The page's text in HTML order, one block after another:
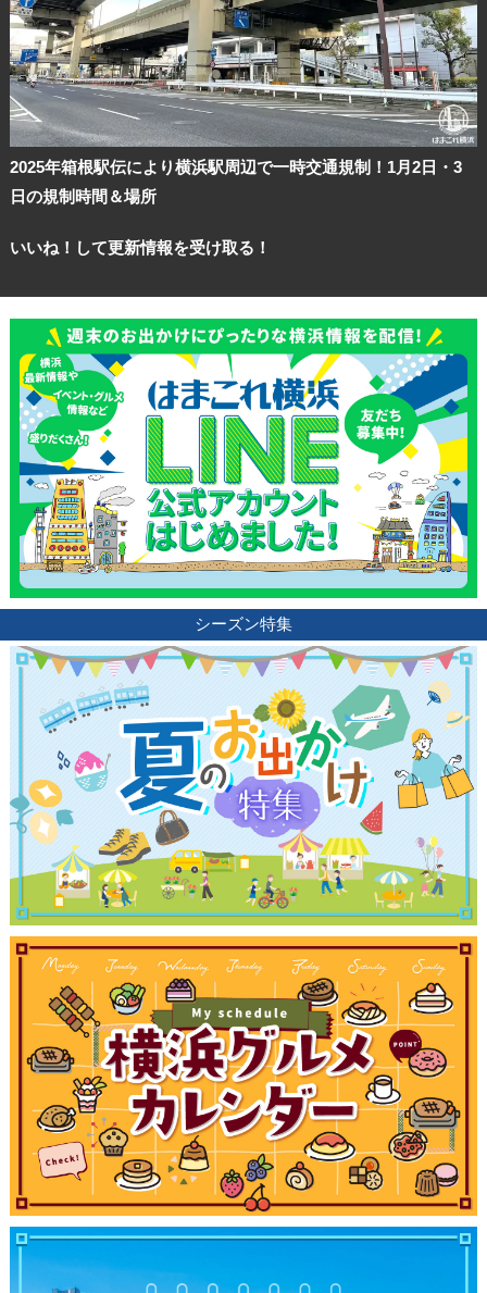
2025年箱根駅伝により横浜駅周辺で一時交通規制！1月2日・3
日の規制時間＆場所
いいね！して更新情報を受け取る！
シーズン特集
観光ガイド
ブログ記事
サイトについて